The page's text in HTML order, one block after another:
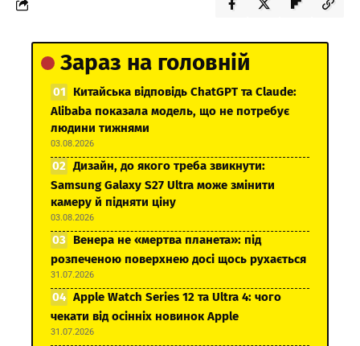
Зараз на головній
Китайська відповідь ChatGPT та Claude:
Alibaba показала модель, що не потребує
людини тижнями
03.08.2026
Дизайн, до якого треба звикнути:
Samsung Galaxy S27 Ultra може змінити
камеру й підняти ціну
03.08.2026
Венера не «мертва планета»: під
розпеченою поверхнею досі щось рухається
31.07.2026
Apple Watch Series 12 та Ultra 4: чого
чекати від осінніх новинок Apple
31.07.2026